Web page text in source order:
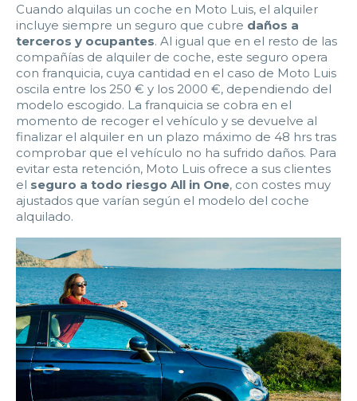
Cuando alquilas un coche en Moto Luis, el alquiler
incluye siempre un seguro que cubre daños a
terceros y ocupantes. Al igual que en el resto de las
compañías de alquiler de coche, este seguro opera
con franquicia, cuya cantidad en el caso de Moto Luis
oscila entre los 250 € y los 2000 €, dependiendo del
modelo escogido. La franquicia se cobra en el
momento de recoger el vehículo y se devuelve al
finalizar el alquiler en un plazo máximo de 48 hrs tras
comprobar que el vehículo no ha sufrido daños. Para
evitar esta retención, Moto Luis ofrece a sus clientes
el seguro a todo riesgo All in One, con costes muy
ajustados que varían según el modelo del coche
alquilado.
10:00 10:30 11:00 11:30
12:00 12:30 13:00 13:30
14:00 14:30 15:00 15:30
16:00 16:30 17:00 17:30
18:00 18:30 19:00 19:30
20:00
22:00
Edad:
Promo code: